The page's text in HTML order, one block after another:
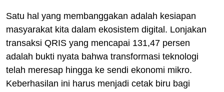
Satu hal yang membanggakan adalah kesiapan
masyarakat kita dalam ekosistem digital. Lonjakan
transaksi QRIS yang mencapai 131,47 persen
adalah bukti nyata bahwa transformasi teknologi
telah meresap hingga ke sendi ekonomi mikro.
Keberhasilan ini harus menjadi cetak biru bagi